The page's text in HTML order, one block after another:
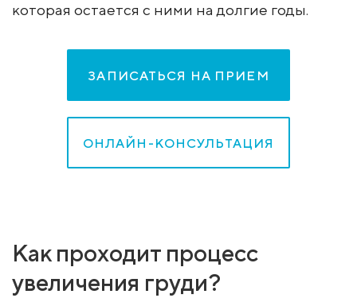
которая остается с ними на долгие годы.
ЗАПИСАТЬСЯ НА ПРИЕМ
ОНЛАЙН-КОНСУЛЬТАЦИЯ
Как проходит процесс
увеличения груди?